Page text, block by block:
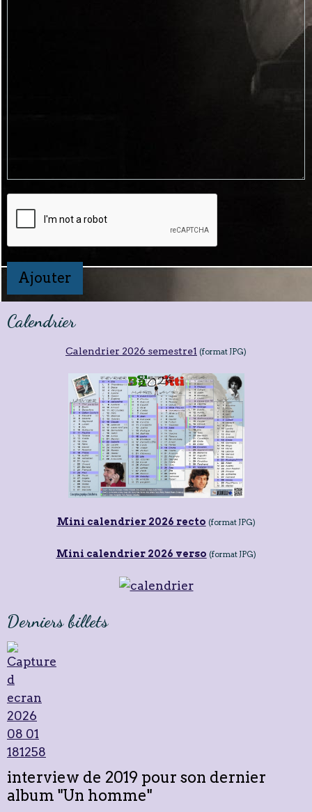
Ajouter
Calendrier
Calendrier 2026 semestre1 (format JPG)
Mini calendrier 2026 recto (format JPG)
Mini calendrier 2026 verso (format JPG)
Derniers billets
interview de 2019 pour son dernier
album "Un homme"